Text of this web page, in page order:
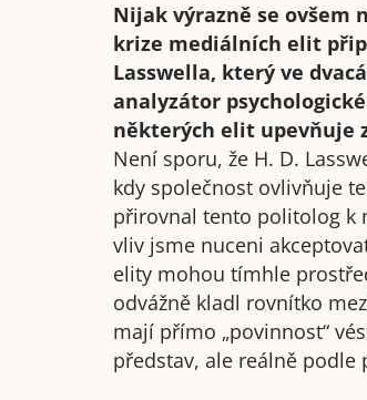
Nijak výrazně se ovšem
krize mediálních elit
Lasswella, který ve
analyzátor
některých elit upevňuje
Není sporu, že H. D.
kdy společnost ovlivňuje
přirovnal tento politolog k
vliv jsme nuceni
elity mohou tímhle
odvážně kladl rovnítko
mají přímo „povinnost“
představ, ale reálně podle